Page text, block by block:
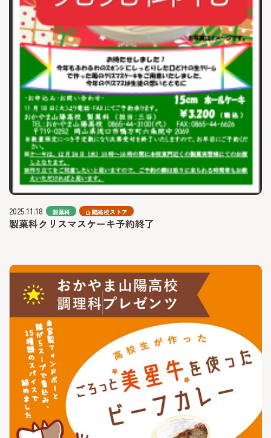
2025.11.18 製菓科 山陽高校ストア
製菓科クリスマスケーキ予約終了